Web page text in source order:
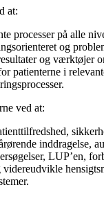
at:
processer på alle
og
og værktøjer
patienterne i
ved at:
inddragelse,
LUP’en,
videreudvikle